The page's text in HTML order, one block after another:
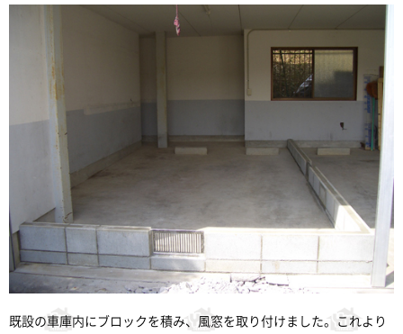
既設の車庫内にブロックを積み、風窓を取り付けました。これより